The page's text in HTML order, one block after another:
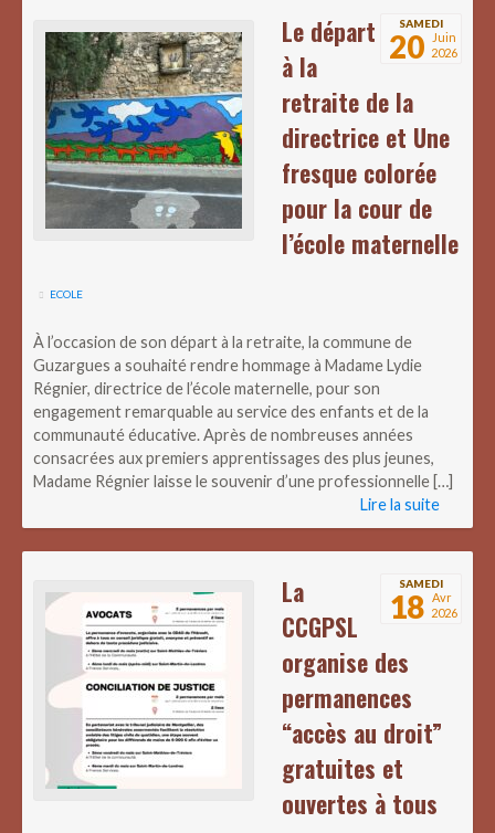
SAMEDI
20
Juin
2026
Le départ
à la
retraite de la
directrice et Une
fresque colorée
pour la cour de
l’école maternelle
ECOLE
À l’occasion de son départ à la retraite, la commune de
Guzargues a souhaité rendre hommage à Madame Lydie
Régnier, directrice de l’école maternelle, pour son
engagement remarquable au service des enfants et de la
communauté éducative. Après de nombreuses années
consacrées aux premiers apprentissages des plus jeunes,
Madame Régnier laisse le souvenir d’une professionnelle […]
Lire la suite
SAMEDI
18 Avr
2026
La
CCGPSL
organise des
permanences
“accès au droit”
gratuites et
ouvertes à tous